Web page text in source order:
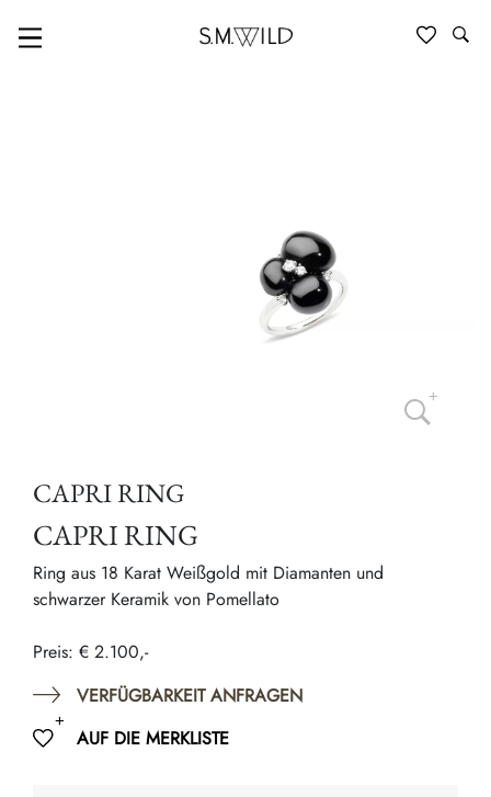
CAPRI RING
CAPRI RING
Ring aus 18 Karat Weißgold mit Diamanten und
schwarzer Keramik von Pomellato
Preis: € 2.100,-
VERFÜGBARKEIT ANFRAGEN
AUF DIE MERKLISTE